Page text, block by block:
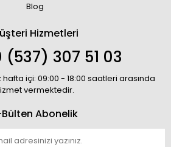
Blog
Hizmetleri
(537) 307 51 03
içi: 09:00 - 18:00 saatleri arasında
vermektedir.
Bülten Abonelik